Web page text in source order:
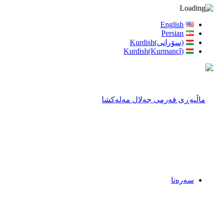
English
Persian
(سۆرانی)Kurdish
Kurdish(Kurmancî)
سەرەتا